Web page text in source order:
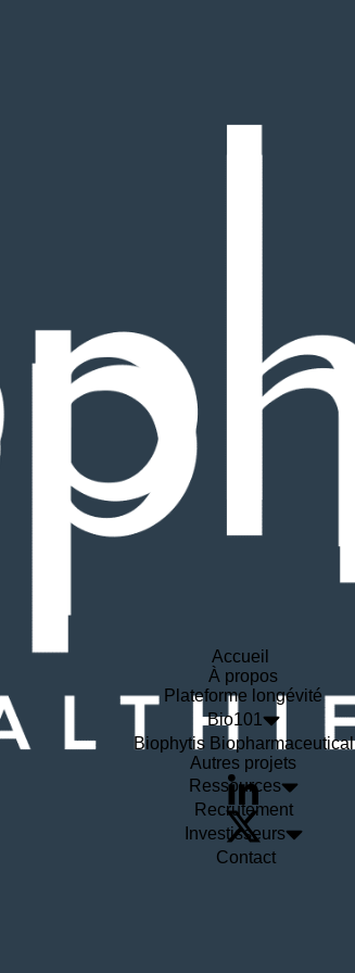
Accueil
À propos
Plateforme longévité
Bio101
Biophytis Biopharmaceutical
Autres projets
Ressources
Recrutement
Investisseurs
Contact